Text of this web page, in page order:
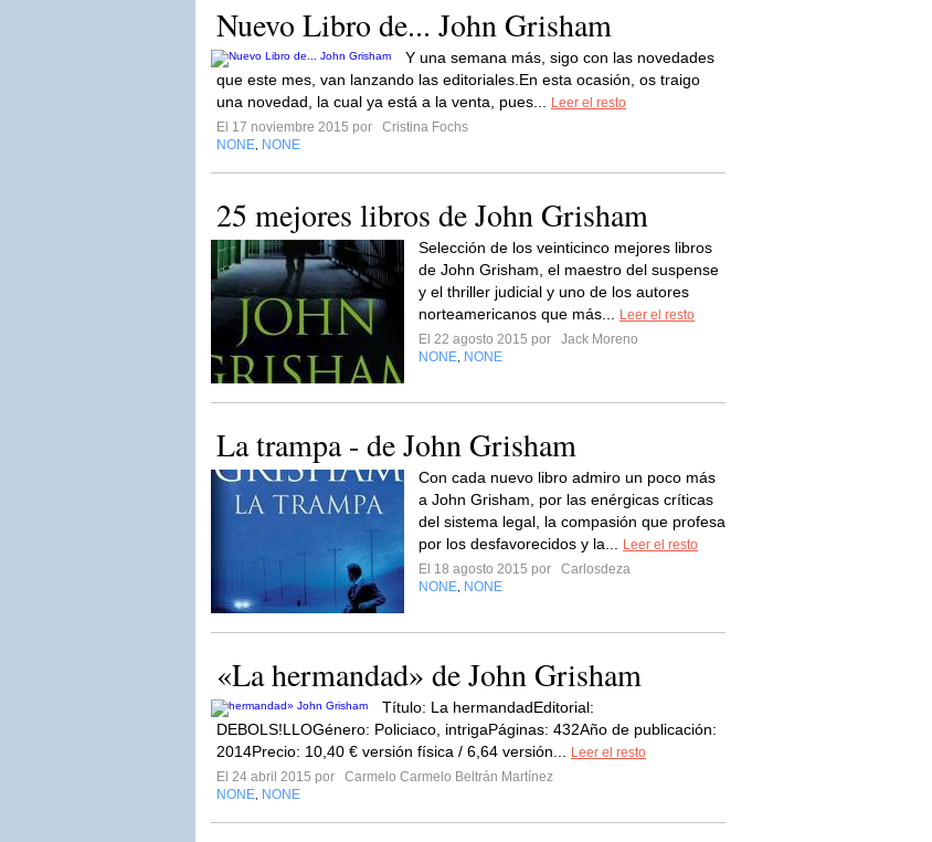
Nuevo Libro de... John Grisham
Y una semana más, sigo con las novedades
que este mes, van lanzando las editoriales.En esta ocasión, os traigo
una novedad, la cual ya está a la venta, pues...
Leer el resto
El 17 noviembre 2015 por
Cristina Fochs
NONE NONE
25 mejores libros de John Grisham
Selección de los veinticinco mejores libros
de John Grisham, el maestro del suspense
y el thriller judicial y uno de los autores
norteamericanos que más...
Leer el resto
El 22 agosto 2015 por
Jack Moreno
NONE NONE
La trampa - de John Grisham
Con cada nuevo libro admiro un poco más
a John Grisham, por las enérgicas críticas
del sistema legal, la compasión que profesa
por los desfavorecidos y la...
Leer el resto
El 18 agosto 2015 por
Carlosdeza
NONE NONE
«La hermandad» de John Grisham
Título: La hermandadEditorial:
DEBOLS!LLOGénero: Policiaco, intrigaPáginas: 432Año de publicación:
2014Precio: 10,40 € versión física / 6,64 versión...
Leer el resto
El 24 abril 2015 por
Carmelo Carmelo Beltrán Martínez
NONE NONE